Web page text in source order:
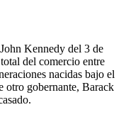
Kennedy del 3 de
del comercio entre
nacidas bajo el
otro gobernante, Barack